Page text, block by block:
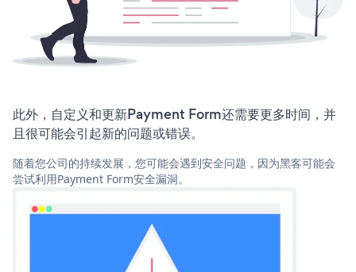
此外，自定义和更新Payment Form还需要更多时间，并
且很可能会引起新的问题或错误。
随着您公司的持续发展，您可能会遇到安全问题，因为黑客可能会
尝试利用Payment Form安全漏洞。